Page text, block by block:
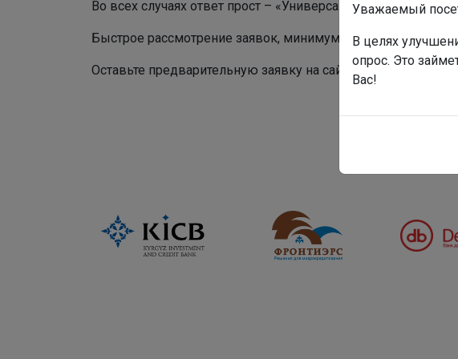
Во всех случаях ответ прост – «Универсал Кредит»!
Быстрое рассмотрение заявок, минимум формальностей и
Оставьте предварительную заявку на сайте u-credit.kg,
Уважаемый
В целях
опрос. Это
Вас!